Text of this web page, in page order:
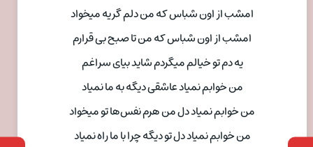
امشب از اون شباس که من دلم گریه میخواد
امشب از اون شباس که من تا صبح بی قرارم
یه دم تو خیالم میگردم شاید بیای سراغم
من خوابم نمیاد عاشقی دیگه به ما نمیاد
من خوابم نمیاد دل من هرم نفس‌ها تو میخواد
من خوابم نمیاد دل تو دیگه چرا با ما راه نمیاد